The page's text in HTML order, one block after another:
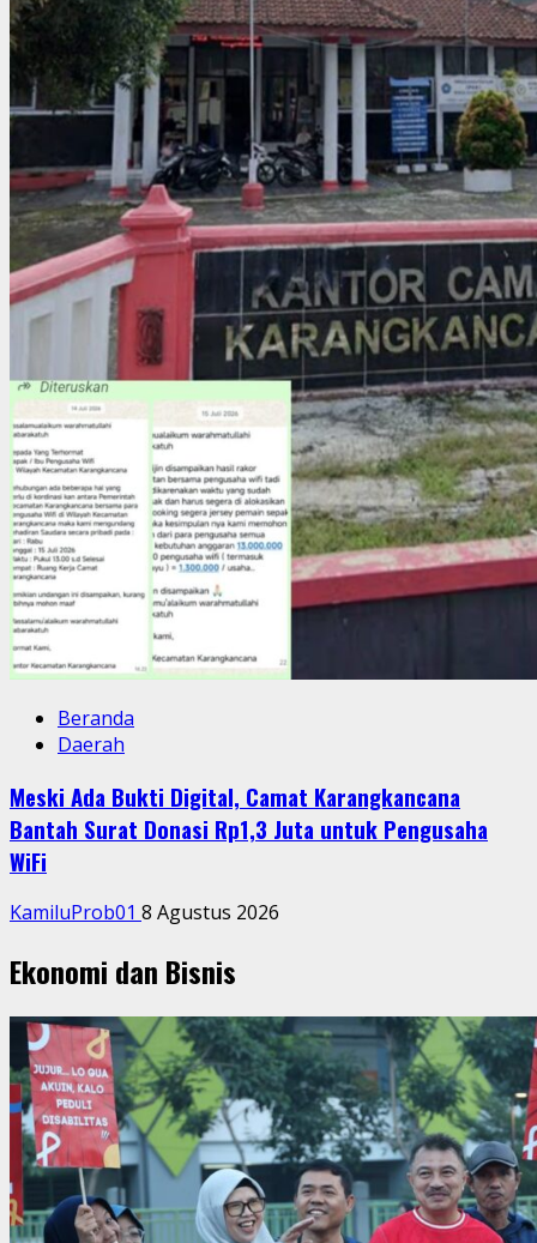
Beranda
Daerah
Meski Ada Bukti Digital, Camat Karangkancana
Bantah Surat Donasi Rp1,3 Juta untuk Pengusaha
WiFi
KamiluProb01 8 Agustus 2026
Ekonomi dan Bisnis